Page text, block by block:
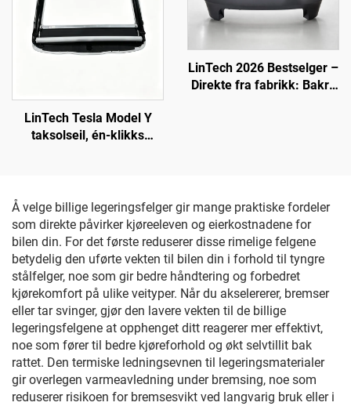
LinTech Tesla Model Y
taksolseil, én-klikks
LinTech 2026 Bestselger –
Direkte fra fabrikk: Bakre
Å velge billige legeringsfelger gir mange praktiske fordeler
som direkte påvirker kjøreeleven og eierkostnadene for
bilen din. For det første reduserer disse rimelige felgene
betydelig den uførte vekten til bilen din i forhold til tyngre
stålfelger, noe som gir bedre håndtering og forbedret
kjørekomfort på ulike veityper. Når du akselererer, bremser
eller tar svinger, gjør den lavere vekten til de billige
legeringsfelgene at opphenget ditt reagerer mer effektivt,
noe som fører til bedre kjøreforhold og økt selvtillit bak
rattet. Den termiske ledningsevnen til legeringsmaterialer
gir overlegen varmeavledning under bremsing, noe som
reduserer risikoen for bremsesvikt ved langvarig bruk eller i